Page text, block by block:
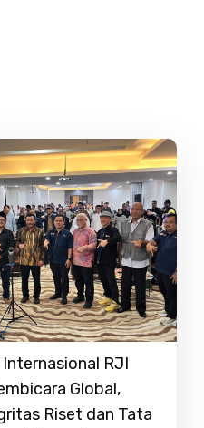
RJI
Global,
Riset dan Tata